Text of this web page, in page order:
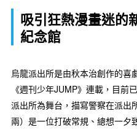
吸引狂熱漫畫迷的
紀念館
烏龍派出所是由秋本治創作的
《週刊少年JUMP》連載，目前
派出所為舞台，描寫警察在派出
兩）是一位打破常規、總想一夕